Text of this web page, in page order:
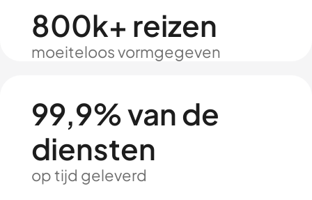
800k+ reizen
moeiteloos vormgegeven
99,9% van de
diensten
op tijd geleverd